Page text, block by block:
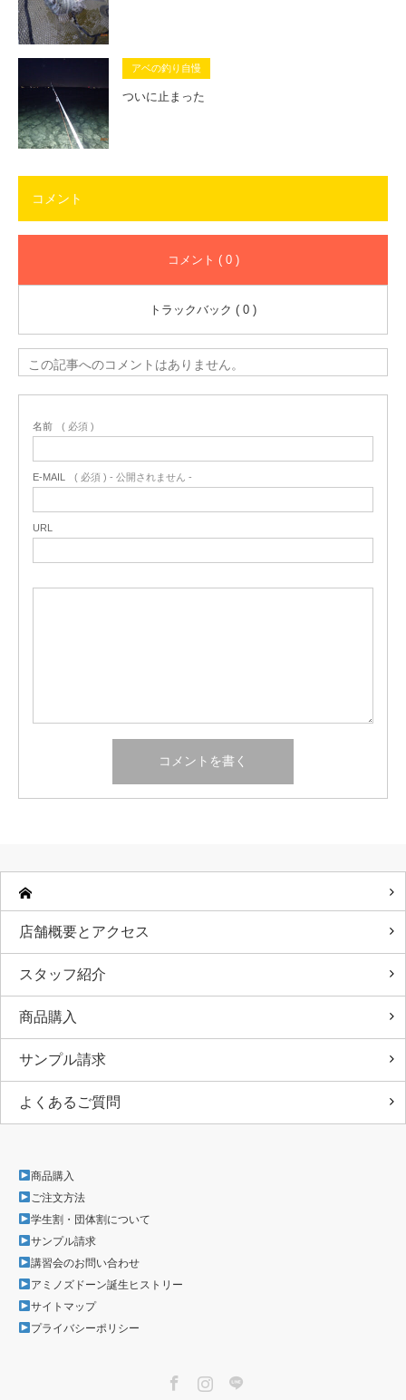
アベの釣り自慢
ついに止まった
コメント
コメント ( 0 )
トラックバック ( 0 )
この記事へのコメントはありません。
名前 ( 必須 )
E-MAIL ( 必須 ) - 公開されません -
URL
店舗概要とアクセス
スタッフ紹介
商品購入
サンプル請求
よくあるご質問
商品購入
ご注文方法
学生割・団体割について
サンプル請求
講習会のお問い合わせ
アミノズドーン誕生ヒストリー
サイトマップ
プライバシーポリシー